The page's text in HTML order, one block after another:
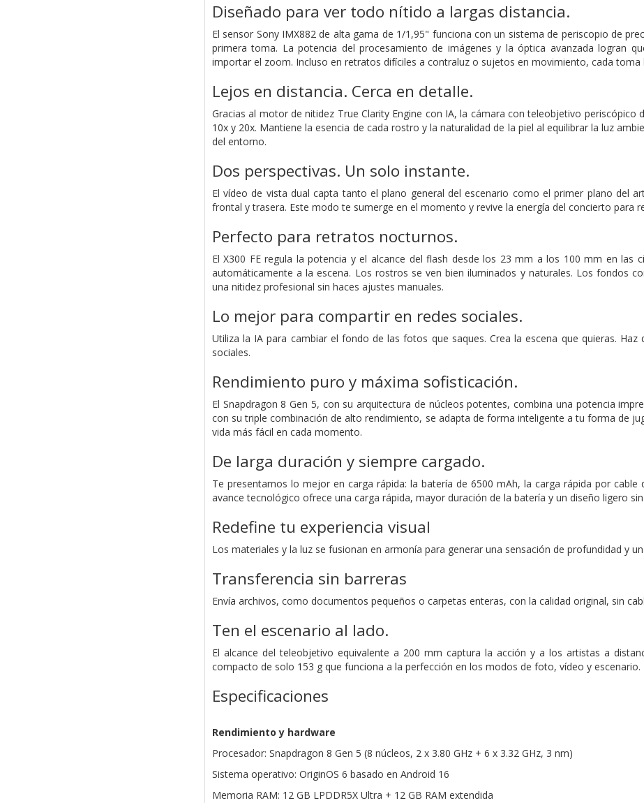
Diseñado para ver todo nítido a largas distancia.
El sensor Sony IMX882 de alta gama de 1/1,95" funciona con un sistema de periscopio de
primera toma. La potencia del procesamiento de imágenes y la óptica avanzada logran
importar el zoom. Incluso en retratos difíciles a contraluz o sujetos en movimiento, cada toma
Lejos en distancia. Cerca en detalle.
Gracias al motor de nitidez True Clarity Engine con IA, la cámara con teleobjetivo
10x y 20x. Mantiene la esencia de cada rostro y la naturalidad de la piel al equilibrar la luz
del entorno.
Dos perspectivas. Un solo instante.
El vídeo de vista dual capta tanto el plano general del escenario como el primer plano del
frontal y trasera. Este modo te sumerge en el momento y revive la energía del concierto para
Perfecto para retratos nocturnos.
El X300 FE regula la potencia y el alcance del flash desde los 23 mm a los 100 mm en las
automáticamente a la escena. Los rostros se ven bien iluminados y naturales. Los fondos
una nitidez profesional sin haces ajustes manuales.
Lo mejor para compartir en redes sociales.
Utiliza la IA para cambiar el fondo de las fotos que saques. Crea la escena que quieras.
sociales.
Rendimiento puro y máxima sofisticación.
El Snapdragon 8 Gen 5, con su arquitectura de núcleos potentes, combina una potencia
con su triple combinación de alto rendimiento, se adapta de forma inteligente a tu forma de
vida más fácil en cada momento.
De larga duración y siempre cargado.
Te presentamos lo mejor en carga rápida: la batería de 6500 mAh, la carga rápida por cable
avance tecnológico ofrece una carga rápida, mayor duración de la batería y un diseño ligero
Redefine tu experiencia visual
Los materiales y la luz se fusionan en armonía para generar una sensación de profundidad y
Transferencia sin barreras
Envía archivos, como documentos pequeños o carpetas enteras, con la calidad original, sin
Ten el escenario al lado.
El alcance del teleobjetivo equivalente a 200 mm captura la acción y a los artistas a
compacto de solo 153 g que funciona a la perfección en los modos de foto, vídeo y escenario.
Especificaciones
Rendimiento y hardware
Procesador: Snapdragon 8 Gen 5 (8 núcleos, 2 x 3.80 GHz + 6 x 3.32 GHz, 3 nm)
Sistema operativo: OriginOS 6 basado en Android 16
Memoria RAM: 12 GB LPDDR5X Ultra + 12 GB RAM extendida